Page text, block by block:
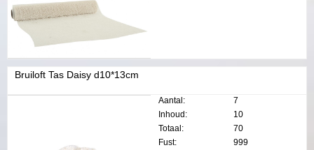
Bruiloft Tas Daisy d10*13cm
Aantal:
7
Inhoud:
10
Totaal:
70
Fust:
999